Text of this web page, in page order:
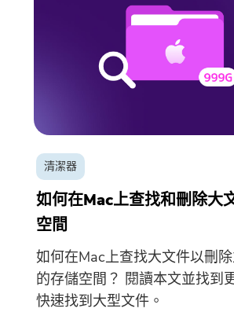
清潔器
如何在Mac上查找和刪除大
空間
如何在Mac上查找大文件以刪
的存儲空間？ 閱讀本文並找到
快速找到大型文件。